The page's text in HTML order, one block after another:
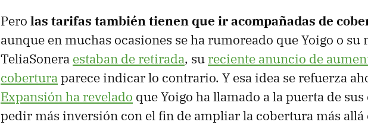
Pero las tarifas también tienen que ir acompañadas de
aunque en muchas ocasiones se ha rumoreado que Yoigo o su
TeliaSonera estaban de retirada, su reciente anuncio de
coberturaparece indicar lo contrario. Y esa idea se refuerza
Expansión ha revelado que Yoigo ha llamado a la puerta de
pedir más inversión con el fin de ampliar la cobertura más allá